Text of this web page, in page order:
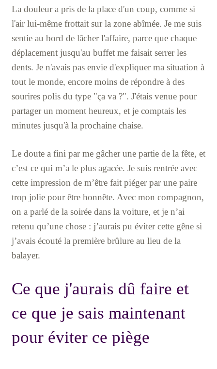
La douleur a pris de la place d'un coup, comme si
l'air lui-même frottait sur la zone abîmée. Je me suis
sentie au bord de lâcher l'affaire, parce que chaque
déplacement jusqu'au buffet me faisait serrer les
dents. Je n'avais pas envie d'expliquer ma situation à
tout le monde, encore moins de répondre à des
sourires polis du type "ça va ?". J'étais venue pour
partager un moment heureux, et je comptais les
minutes jusqu'à la prochaine chaise.
Le doute a fini par me gâcher une partie de la fête, et
c’est ce qui m’a le plus agacée. Je suis rentrée avec
cette impression de m’être fait piéger par une paire
trop jolie pour être honnête. Avec mon compagnon,
on a parlé de la soirée dans la voiture, et je n’ai
retenu qu’une chose : j’aurais pu éviter cette gêne si
j’avais écouté la première brûlure au lieu de la
balayer.
Ce que j'aurais dû faire et
ce que je sais maintenant
pour éviter ce piège